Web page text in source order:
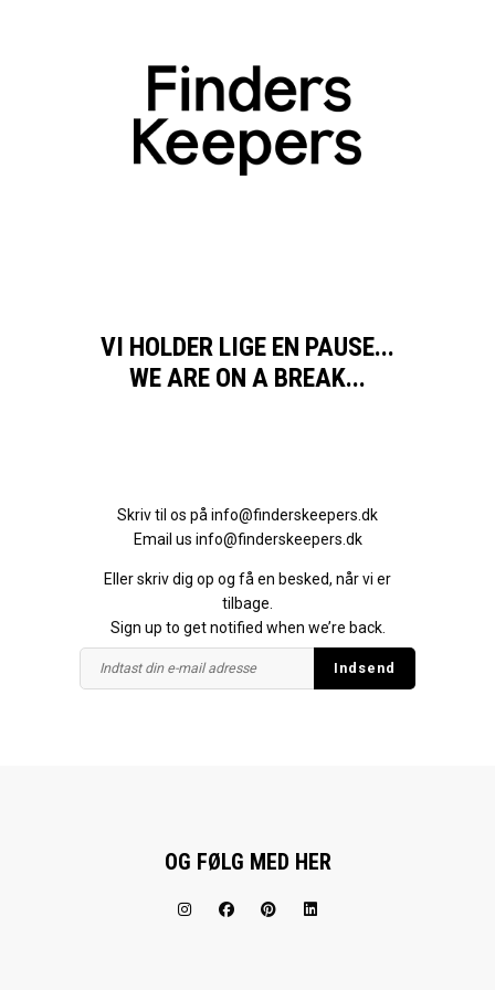
VI HOLDER LIGE EN PAUSE...
WE ARE ON A BREAK...
Skriv til os på info@finderskeepers.dk
Email us info@finderskeepers.dk
Eller skriv dig op og få en besked, når vi er
tilbage.
Sign up to get notified when we’re back.
OG FØLG MED HER